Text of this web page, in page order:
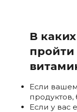
В
пройти
Если
продуктов,
Если у вас